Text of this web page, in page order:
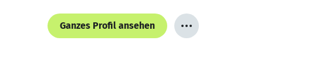
Ganzes Profil ansehen